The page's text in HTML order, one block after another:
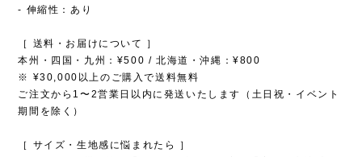
- 伸縮性：あり
［ 送料・お届けについて ］
本州・四国・九州：¥500 / 北海道・沖縄：¥800
※ ¥30,000以上のご購入で送料無料
ご注文から1〜2営業日以内に発送いたします（土日祝・イベント
期間を除く）
［ サイズ・生地感に悩まれたら ］